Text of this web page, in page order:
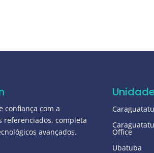
confiança com a
referenciados, completa
avançados.
Office
Ubatuba